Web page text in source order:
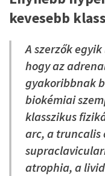
kevesebb
A szerzők
hogy az
gyakoribbnak
biokémiai
klasszikus
arc, a truncalis
atrophia, a